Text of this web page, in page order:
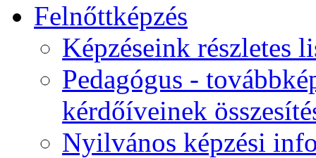
Felnőttképzés
Képzéseink részletes
Pedagógus -
kérdőíveinek
Nyilvános képzési